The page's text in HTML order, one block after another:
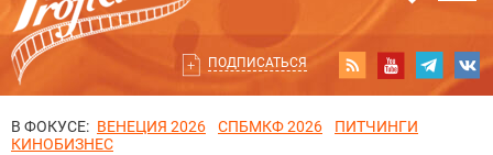
ПОДПИСАТЬСЯ
В ФОКУСЕ: ВЕНЕЦИЯ 2026 СПБМКФ 2026
ПИТЧИНГИ
КИНОБИЗНЕС